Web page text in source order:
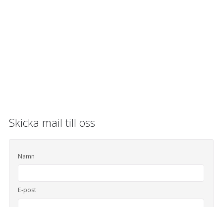
Skicka mail till oss
Namn
E-post